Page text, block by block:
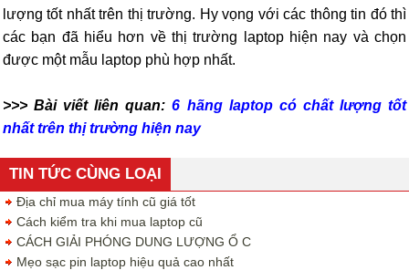
lượng tốt nhất trên thị trường. Hy vọng với các thông tin đó thì
các bạn đã hiểu hơn về thị trường laptop hiện nay và chọn
được một mẫu laptop phù hợp nhất.
>>> Bài viết liên quan:6 hãng laptop có chất lượng tốt
nhất trên thị trường hiện nay
TIN TỨC CÙNG LOẠI
Địa chỉ mua máy tính cũ giá tốt
Cách kiểm tra khi mua laptop cũ
CÁCH GIẢI PHÓNG DUNG LƯỢNG Ổ C
Mẹo sạc pin laptop hiệu quả cao nhất